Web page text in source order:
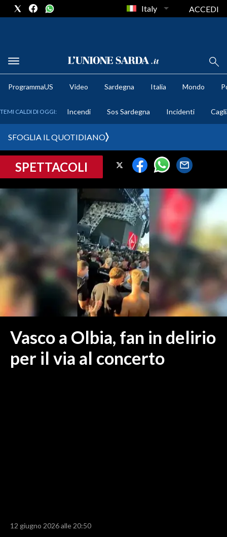
METEO
CRONACA SARDEGNA
SULCIS IGLESIENTE
ORISTANO E PROVINCIA
SASSARI E PROVINCIA
GALLURA
NUORO E PROVINCIA
OGLIASTRA
ITALIA
Italy ACCEDI
ProgrammaUS Video Sardegna Italia Mondo
TEMI CALDI DI OGGI: Incendi Sos Sardegna Incidenti
SFOGLIA IL QUOTIDIANO
SPETTACOLI
Vasco a Olbia, fan in delirio
per il via al concerto
12 giugno 2026 alle 20:50